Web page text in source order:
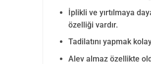
İplikli ve yırtılmaya
özelliği vardır.
Tadilatını yapmak
Alev almaz özellikte